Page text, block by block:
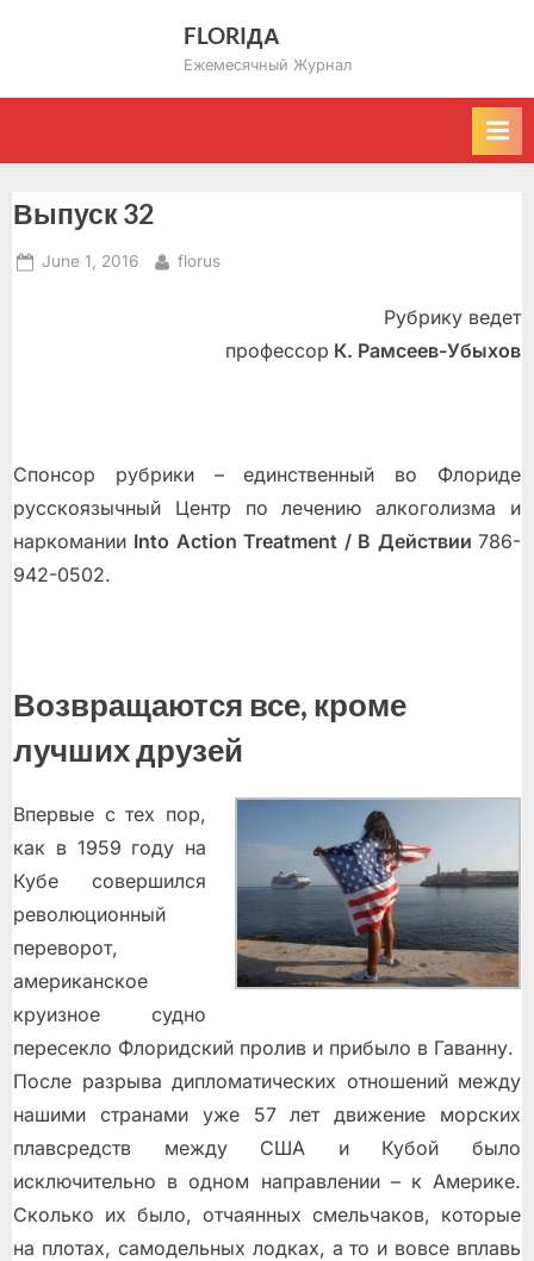
FLORIДА
Ежемесячный Журнал
Выпуск 32
Posted
June 1, 2016 By
florus
Рубрику ведет
профессор К. Рамсеев-Убыхов
Спонсор рубрики – единственный во Флориде
русскоязычный Центр по лечению алкоголизма и
наркомании Into Action Treatment / В Действии786-
942-0502.
Возвращаются все, кроме
лучших друзей
Впервые с тех пор,
как в 1959 году на
Кубе совершился
революционный
переворот,
американское
круизное судно
пересекло Флоридский пролив и прибыло в Гаванну.
После разрыва дипломатических отношений между
нашими странами уже 57 лет движение морских
плавсредств между США и Кубой было
исключительно в одном направлении – к Америке.
Сколько их было, отчаянных смельчаков, которые
на плотах, самодельных лодках, а то и вовсе вплавь